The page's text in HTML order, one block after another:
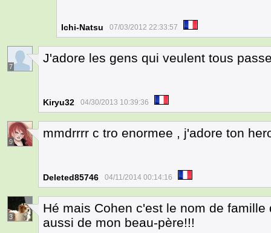
Ichi-Natsu 07/03/2012 22:33:57
7
J'adore les gens qui veulent tous
Kiryu32 04/30/2013 10:39:36
9
mmdrrrr c tro enormee , j'adore ton
Deleted85746 04/11/2014 00:14:16
3
Hé mais Cohen c'est le nom de
aussi de mon beau-père!!!